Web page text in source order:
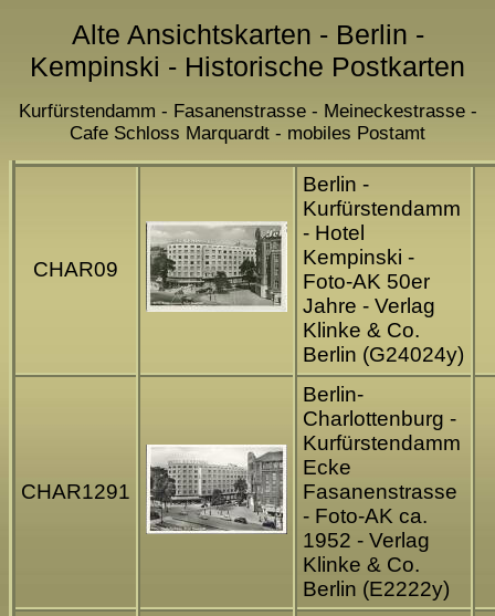
Alte Ansichtskarten - Berlin -
Kempinski - Historische Postkarten
Kurfürstendamm - Fasanenstrasse - Meineckestrasse -
Cafe Schloss Marquardt - mobiles Postamt
CHAR09
Berlin -
Kurfürstendamm
- Hotel
Kempinski -
Foto-AK 50er
Jahre - Verlag
Klinke & Co.
Berlin (G24024y)
CHAR1291
Berlin-
Charlottenburg -
Kurfürstendamm
Ecke
Fasanenstrasse
- Foto-AK ca.
1952 - Verlag
Klinke & Co.
Berlin (E2222y)